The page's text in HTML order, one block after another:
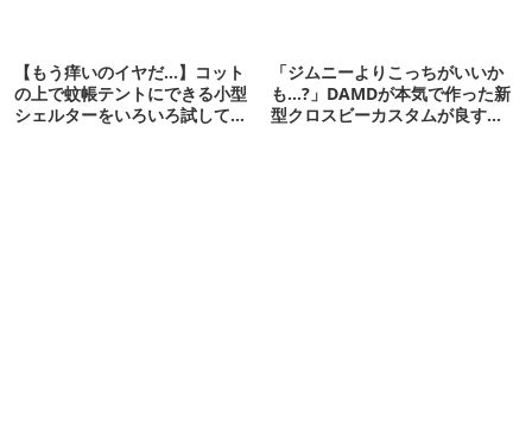
【もう痒いのイヤだ…】コット
の上で蚊帳テントにできる小型
シェルターをいろいろ試してみ
「ジムニーよりこっちがいいか
も…?」DAMDが本気で作った新
型クロスビーカスタムが良すぎ